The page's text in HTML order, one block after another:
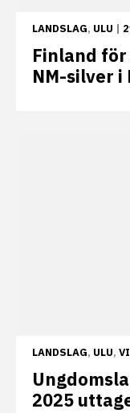
LANDSLAG, ULU |
Finland
NM-silver i
LANDSLAG, ULU,
2025